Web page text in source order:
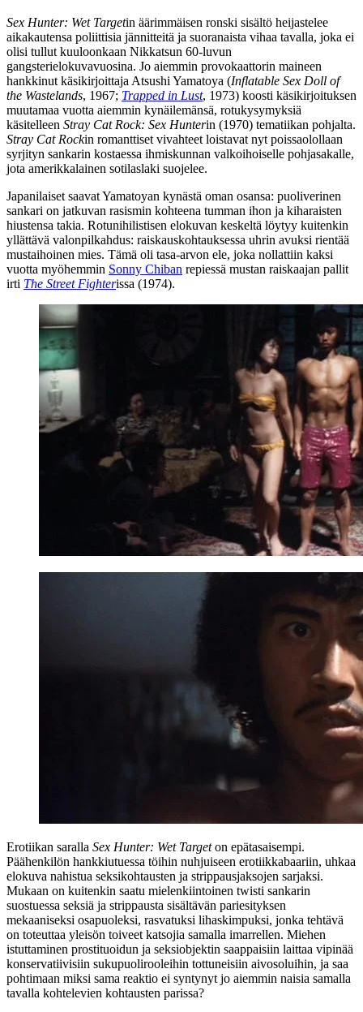
Sex Hunter: Wet Targetin äärimmäisen ronski sisältö heijastelee
aikakautensa poliittisia jännitteitä ja suoranaista vihaa tavalla, joka ei
olisi tullut kuuloonkaan Nikkatsun 60‑luvun
gangsterielokuvavuosina. Jo aiemmin provokaattorin maineen
hankkinut käsikirjoittaja Atsushi Yamatoya (Inflatable Sex Doll of
the Wastelands, 1967; Trapped in Lust, 1973) koosti käsikirjoituksen
muutamaa vuotta aiemmin kynäilemänsä, rotukysymyksiä
käsitelleen Stray Cat Rock: Sex Hunterin (1970) tematiikan pohjalta.
Stray Cat Rockin romanttiset vivahteet loistavat nyt poissaolollaan
syrjityn sankarin kostaessa ihmiskunnan valkoihoiselle pohjasakalle,
jota amerikkalainen sotilaslaki suojelee.
Japanilaiset saavat Yamatoyan kynästä oman osansa: puoliverinen
sankari on jatkuvan rasismin kohteena tumman ihon ja kiharaisten
hiustensa takia. Rotunihilistisen elokuvan keskeltä löytyy kuitenkin
yllättävä valonpilkahdus: raiskauskohtauksessa uhrin avuksi rientää
mustaihoinen mies. Tämä oli tasa-arvon ele, joka nollattiin kaksi
vuotta myöhemmin Sonny Chiban repiessä mustan raiskaajan pallit
irti The Street Fighterissa (1974).
Erotiikan saralla Sex Hunter: Wet Targeton epätasaisempi.
Päähenkilön hankkiutuessa töihin nuhjuiseen erotiikkabaariin, uhkaa
elokuva nahistua seksikohtausten ja strippausjaksojen sarjaksi.
Mukaan on kuitenkin saatu mielenkiintoinen twisti sankarin
suostuessa seksiä ja strippausta sisältävän pariesityksen
mekaaniseksi osapuoleksi, rasvatuksi lihaskimpuksi, jonka tehtävä
on toteuttaa yleisön toiveet katsojia samalla imarrellen. Miehen
istuttaminen prostituoidun ja seksiobjektin saappaisiin laittaa vipinää
konservatiivisiin sukupuolirooleihin tottuneisiin aivosoluihin, ja saa
pohtimaan miksi sama reaktio ei syntynyt jo aiemmin naisia samalla
tavalla kohtelevien kohtausten parissa?